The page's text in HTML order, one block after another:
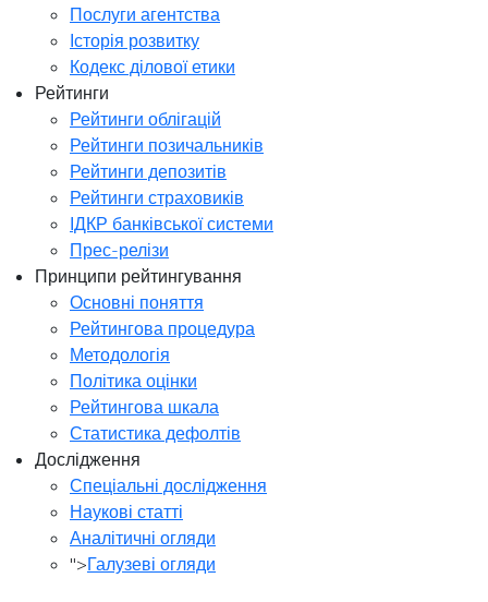
Послуги агентства
Історія розвитку
Кодекс ділової етики
Рейтинги
Рейтинги облігацій
Рейтинги позичальників
Рейтинги депозитів
Рейтинги страховиків
ІДКР банківської системи
Прес-релізи
Принципи рейтингування
Основні поняття
Рейтингова процедура
Методологія
Політика оцінки
Рейтингова шкала
Статистика дефолтів
Дослідження
Спеціальні дослідження
Наукові статті
Аналітичні огляди
">Галузеві огляди